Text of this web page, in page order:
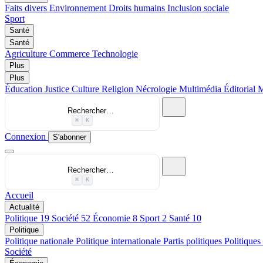
Faits divers Environnement Droits humains Inclusion sociale
Sport
Santé
Santé
Agriculture Commerce Technologie
Plus
Plus
Éducation Justice Culture Religion Nécrologie Multimédia Éditorial
Rechercher…
⌘ K
Connexion S'abonner
Rechercher…
⌘ K
Accueil
Actualité
Politique 19 Société 52 Économie 8 Sport 2 Santé 10
Politique
Politique nationale Politique internationale Partis politiques Politiques
Société